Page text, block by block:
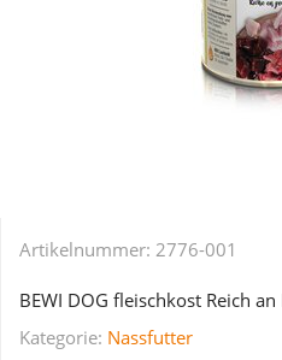
Artikelnummer: 2776-001
BEWI DOG fleischkost Reich
Kategorie: Nassfutter